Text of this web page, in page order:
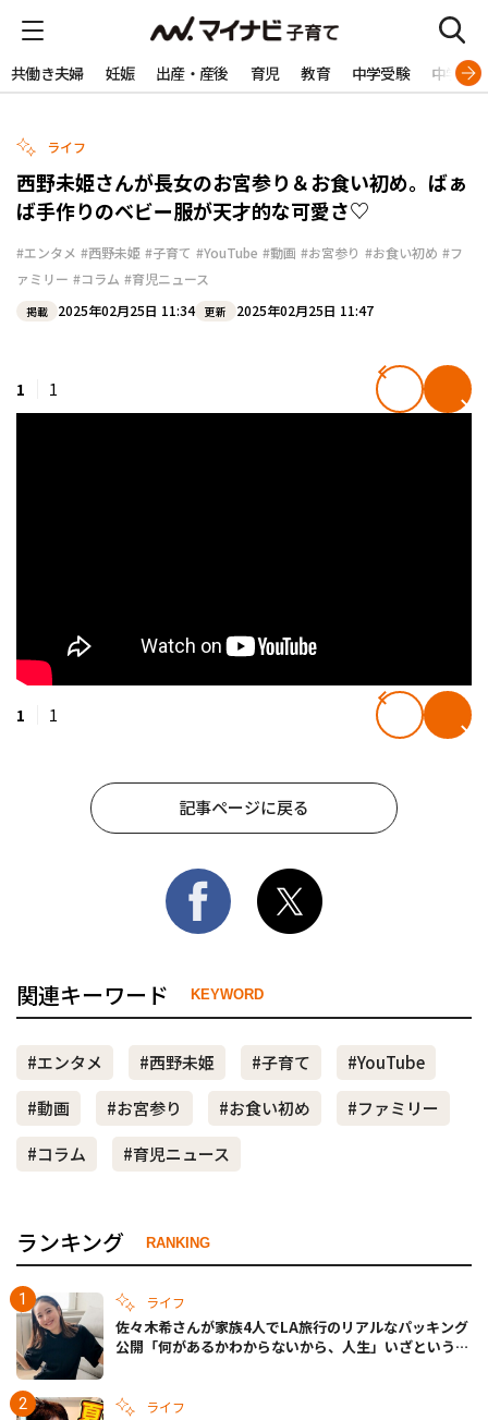
共働き夫婦 妊娠 出産・産後 育児 教育 中学受験 中学生
ライフ
西野未姫さんが長女のお宮参り＆お食い初め。ばぁ
ば手作りのベビー服が天才的な可愛さ♡
#エンタメ #西野未姫 #子育て #YouTube #動画 #お宮参り #お食い初め #フ
ァミリー #コラム #育児ニュース
掲載 2025年02月25日 11:34 更新 2025年02月25日 11:47
1 1
1 1
記事ページに戻る
関連キーワード KEYWORD
#エンタメ #西野未姫 #子育て
#YouTube
#動画
#お宮参り #お食い初め
#ファミリー
#コラム
#育児ニュース
ランキング RANKING
ライフ
佐々木希さんが家族4人でLA旅行のリアルなパッキング
公開「何があるかわからないから、人生」いざというと
ライフ